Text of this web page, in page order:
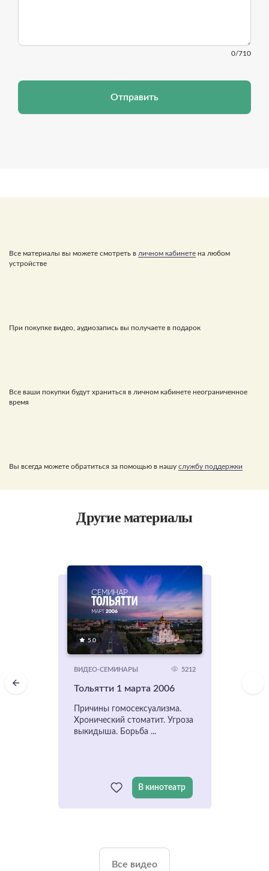
0/710
Отправить
Все материалы вы можете смотреть в личном кабинете на любом
устройстве
При покупке видео, аудиозапись вы получаете в подарок
Все ваши покупки будут храниться в личном кабинете неограниченное
время
Вы всегда можете обратиться за помощью в нашу службу поддержки
Другие материалы
5.0
ВИДЕО-СЕМИНАРЫ 5212
Тольятти 1 марта 2006
Причины гомосексуализма.
Хронический стоматит. Угроза
выкидыша. Борьба ...
В кинотеатр
Все видео